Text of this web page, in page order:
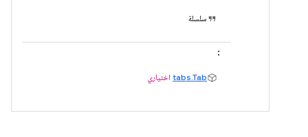
سلسلة
‏:
tabs.Tab اختياري